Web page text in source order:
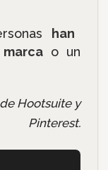
han
o un
Hootsuite y
Pinterest.